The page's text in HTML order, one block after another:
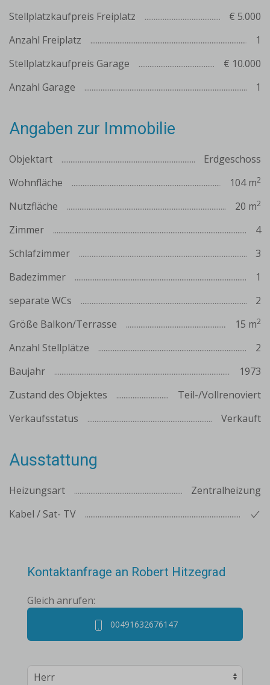
Stellplatzkaufpreis Freiplatz
€ 5.000
Anzahl Freiplatz
1
Stellplatzkaufpreis Garage
€ 10.000
Anzahl Garage
1
Angaben zur Immobilie
Objektart
Erdgeschoss
Wohnfläche
104 m2
Nutzfläche 20 m2
Zimmer
4
Schlafzimmer
3
Badezimmer
1
separate WCs
2
Größe Balkon/Terrasse
15 m2
Anzahl Stellplätze
2
Baujahr
1973
Zustand des Objektes
Teil-/Vollrenoviert
Verkaufsstatus
Verkauft
Ausstattung
Heizungsart
Zentralheizung
Kabel / Sat- TV
Kontaktanfrage an Robert Hitzegrad
Gleich anrufen:
00491632676147